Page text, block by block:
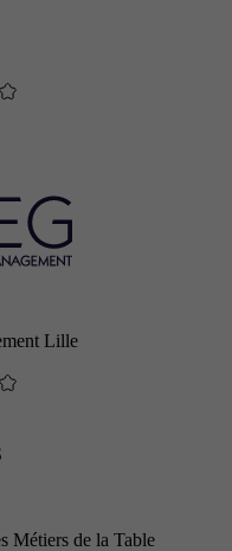
Lille
Métiers de la Table